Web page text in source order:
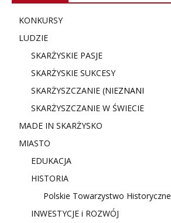
KONKURSY
LUDZIE
SKARŻYSKIE PASJE
SKARŻYSKIE SUKCESY
SKARŻYSZCZANIE (NIEZNANI
SKARŻYSZCZANIE W ŚWIECIE
MADE IN SKARŻYSKO
MIASTO
EDUKACJA
HISTORIA
Polskie Towarzystwo Historyczne
INWESTYCJE i ROZWÓJ